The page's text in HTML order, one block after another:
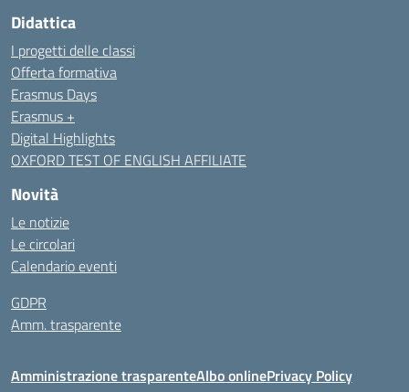
Didattica
I progetti delle classi
Offerta formativa
Erasmus Days
Erasmus +
Digital Highlights
OXFORD TEST OF ENGLISH AFFILIATE
Novità
Le notizie
Le circolari
Calendario eventi
GDPR
Amm. trasparente
Amministrazione trasparenteAlbo onlinePrivacy Policy